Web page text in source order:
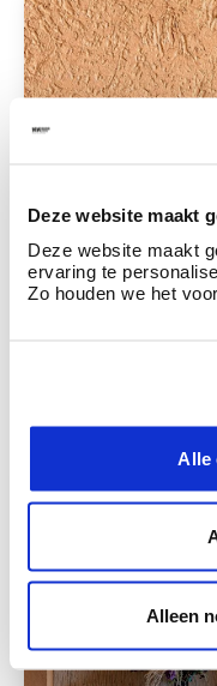
Deze website maakt
Deze website maakt
ervaring te
Zo houden we het
Alle
Alleen